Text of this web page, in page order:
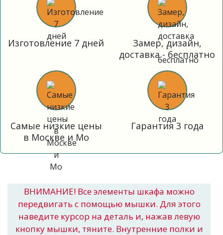
Изготовление 7 дней
Замер, дизайн,
доставка - бесплатно
Самые низкие цены
в Москве и Мо
Гарантия 3 года
ВНИМАНИЕ! Все элементы шкафа можно
передвигать с помощью мышки. Для этого
наведите курсор на деталь и, нажав левую
кнопку мышки, тяните. Внутренние полки и